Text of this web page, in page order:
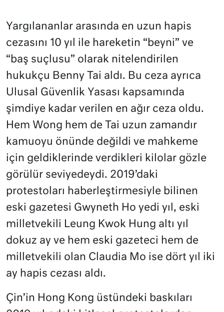
Yargılananlar arasında en uzun hapis
cezasını 10 yıl ile hareketin “beyni” ve
“baş suçlusu” olarak nitelendirilen
hukukçu Benny Tai aldı. Bu ceza ayrıca
Ulusal Güvenlik Yasası kapsamında
şimdiye kadar verilen en ağır ceza oldu.
Hem Wong hem de Tai uzun zamandır
kamuoyu önünde değildi ve mahkeme
için geldiklerinde verdikleri kilolar gözle
görülür seviyedeydi. 2019’daki
protestoları haberleştirmesiyle bilinen
eski gazetesi Gwyneth Ho yedi yıl, eski
milletvekili Leung Kwok Hung altı yıl
dokuz ay ve hem eski gazeteci hem de
milletvekili olan Claudia Mo ise dört yıl iki
ay hapis cezası aldı.
Çin’in Hong Kong üstündeki baskıları